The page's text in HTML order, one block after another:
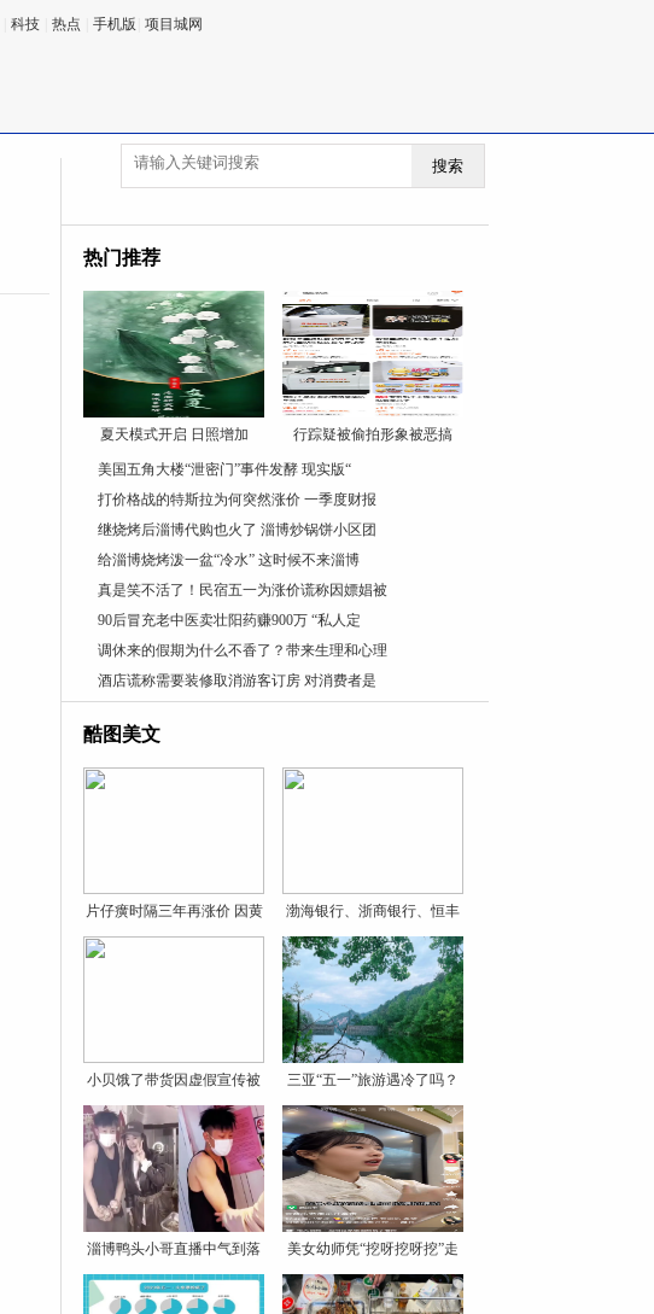
科技 热点 手机版 项目城网
搜索
热门推荐
夏天模式开启 日照增加 行踪疑被偷拍形象被恶搞
美国五角大楼“泄密门”事件发酵 现实版“
打价格战的特斯拉为何突然涨价 一季度财报
继烧烤后淄博代购也火了 淄博炒锅饼小区团
给淄博烧烤泼一盆“冷水” 这时候不来淄博
真是笑不活了！民宿五一为涨价谎称因嫖娼被
90后冒充老中医卖壮阳药赚900万 “私人定
调休来的假期为什么不香了？带来生理和心理
酒店谎称需要装修取消游客订房 对消费者是
酷图美文
片仔癀时隔三年再涨价 因黄
渤海银行、浙商银行、恒丰
银
小贝饿了带货因虚假宣传被
罚
三亚“五一”旅游遇冷了吗？
淄博鸭头小哥直播中气到落
泪
美女幼师凭“挖呀挖呀挖”走